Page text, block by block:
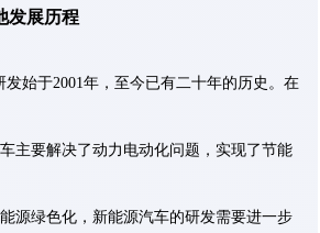
发展历程
始于2001年，至今已有二十年的历史。在
主要解决了动力电动化问题，实现了节能
源绿色化，新能源汽车的研发需要进一步